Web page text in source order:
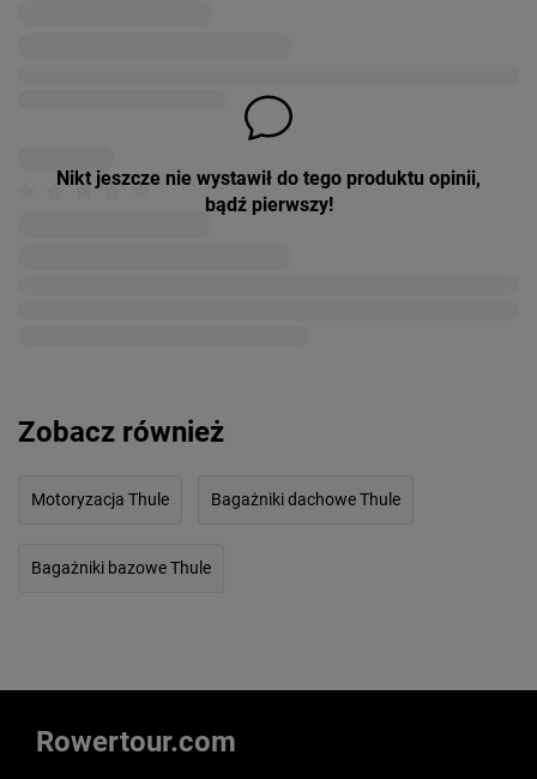
Nikt jeszcze nie wystawił do tego produktu opinii,
bądź pierwszy!
Zobacz również
Motoryzacja Thule Bagażniki dachowe Thule
Bagażniki bazowe Thule
Rowertour.com